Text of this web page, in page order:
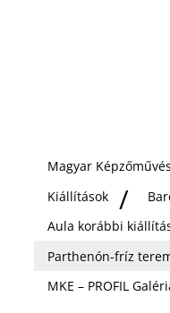
Magyar
Kiállítások
Aula korábbi
Parthenón-fríz
MKE – PROFIL